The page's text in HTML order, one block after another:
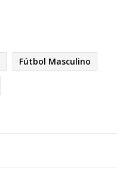
Fútbol Masculino